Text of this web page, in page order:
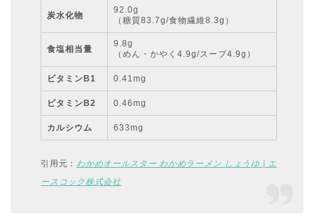
炭水化物
92.0g
（糖質83.7g/食物繊維8.3g）
食塩相当量
9.8g
（めん・かやく4.9g/スープ4.9g）
ビタミンB1 0.41mg
ビタミンB2 0.46mg
カルシウム 633mg
引用元：わかめオールスター わかめラーメン しょうゆ | エ
ースコック株式会社